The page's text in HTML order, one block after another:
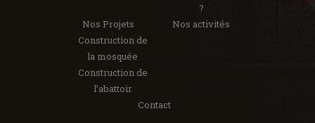
?
Nos Projets
Construction de
la mosquée
Construction de
l’abattoir
Nos activités
Contact